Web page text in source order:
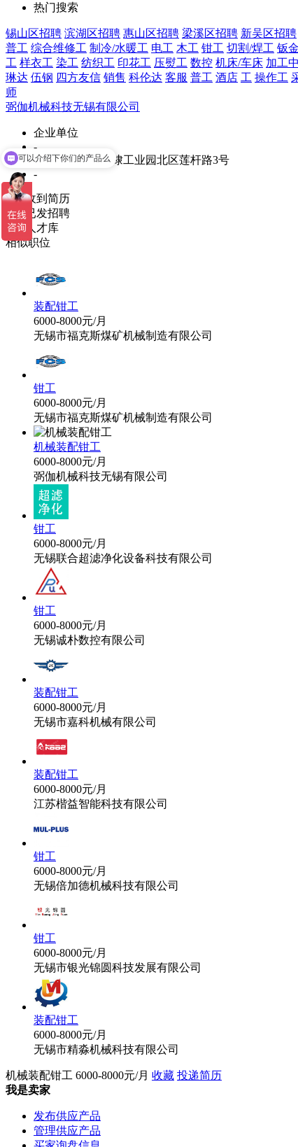
热门搜索
锡山区招聘 滨湖区招聘 惠山区招聘 梁溪区招聘 新吴区招聘
普工 综合维修工 制冷/水暖工 电工 木工 钳工 切割/焊工 钣
工 样衣工 染工 纺织工 印花工 压熨工 数控 机床/车床 加工
琳达 伍钢 四方友信 销售 科伦达 客服 普工 酒店 工 操作工
师
弼伽机械科技无锡有限公司
企业单位
-
无锡市滨湖区胡埭工业园北区莲杆路3号
-
0份收到简历
1条已发招聘
0人人才库
相似职位
装配钳工
6000-8000元/月
无锡市福克斯煤矿机械制造有限公司
钳工
6000-8000元/月
无锡市福克斯煤矿机械制造有限公司
机械装配钳工
6000-8000元/月
弼伽机械科技无锡有限公司
钳工
6000-8000元/月
无锡联合超滤净化设备科技有限公司
钳工
6000-8000元/月
无锡诚朴数控有限公司
装配钳工
6000-8000元/月
无锡市嘉科机械有限公司
装配钳工
6000-8000元/月
江苏楷益智能科技有限公司
钳工
6000-8000元/月
无锡倍加德机械科技有限公司
钳工
6000-8000元/月
无锡市银光锦圆科技发展有限公司
装配钳工
6000-8000元/月
无锡市精淼机械科技有限公司
机械装配钳工 6000-8000元/月 收藏 投递简历
我是卖家
发布供应产品
管理供应产品
可以介绍下你们的产品么